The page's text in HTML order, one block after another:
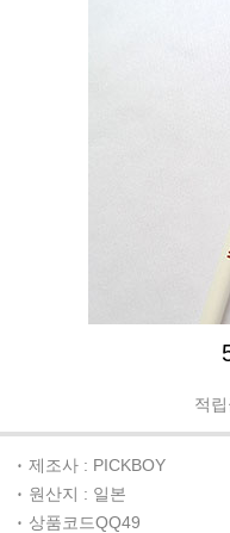
적
제조사 : PICKBOY
원산지 : 일본
상품코드QQ49